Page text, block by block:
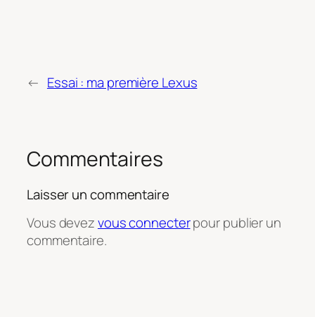
← Essai : ma première Lexus
Commentaires
Laisser un commentaire
Vous devezvous connecterpour publier un
commentaire.